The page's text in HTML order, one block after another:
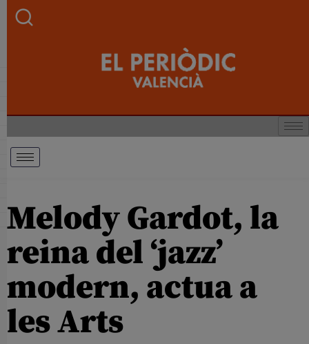
Melody Gardot, la
reina del ‘jazz’
modern, actua a
les Arts